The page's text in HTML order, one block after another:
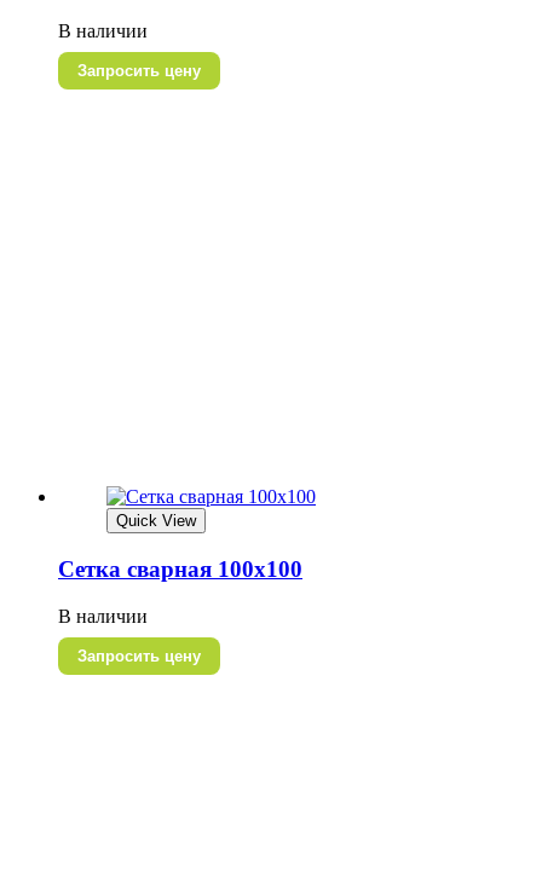
В наличии
Запросить цену
Quick View
Сетка сварная 100х100
В наличии
Запросить цену